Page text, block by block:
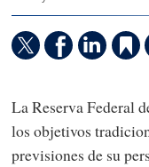
La Reserva Federal
los objetivos
previsiones de su